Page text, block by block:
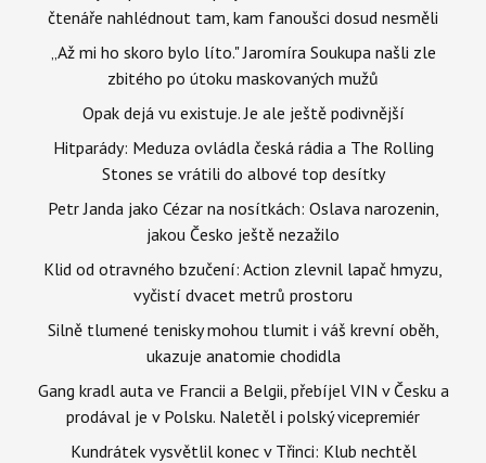
čtenáře nahlédnout tam, kam fanoušci dosud nesměli
„Až mi ho skoro bylo líto." Jaromíra Soukupa našli zle
zbitého po útoku maskovaných mužů
Opak dejá vu existuje. Je ale ještě podivnější
Hitparády: Meduza ovládla česká rádia a The Rolling
Stones se vrátili do albové top desítky
Petr Janda jako Cézar na nosítkách: Oslava narozenin,
jakou Česko ještě nezažilo
Klid od otravného bzučení: Action zlevnil lapač hmyzu,
vyčistí dvacet metrů prostoru
Silně tlumené tenisky mohou tlumit i váš krevní oběh,
ukazuje anatomie chodidla
Gang kradl auta ve Francii a Belgii, přebíjel VIN v Česku a
prodával je v Polsku. Naletěl i polský vicepremiér
Kundrátek vysvětlil konec v Třinci: Klub nechtěl